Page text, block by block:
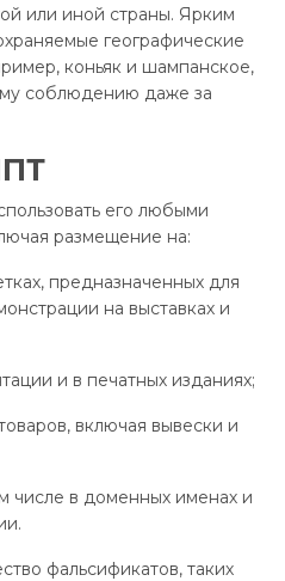
или иной страны. Ярким
географические
коньяк и шампанское,
соблюдению даже за
его любыми
размещение на:
предназначенных для
на выставках и
и в печатных изданиях;
включая вывески и
числе в доменных именах и
фальсификатов, таких